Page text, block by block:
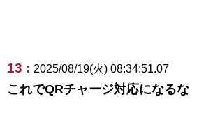
13 : 2025/08/19(火) 08:34:51.07
これでQRチャージ対応になるな